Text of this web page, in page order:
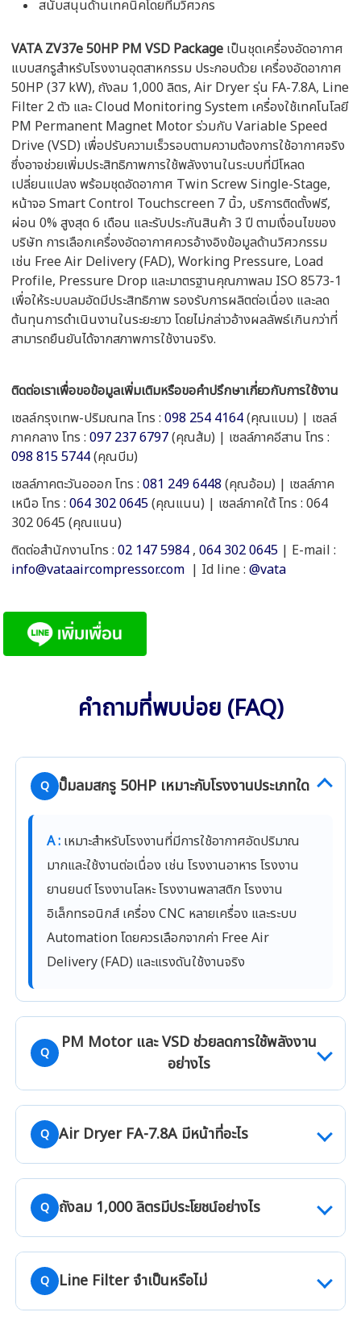
สนับสนุนด้านเทคนิคโดยทีมวิศวกร
VATA ZV37e 50HP PM VSD Package เป็นชุดเครื่องอัดอากาศ
แบบสกรูสำหรับโรงงานอุตสาหกรรม ประกอบด้วย เครื่องอัดอากาศ
50HP (37 kW), ถังลม 1,000 ลิตร, Air Dryer รุ่น FA-7.8A, Line
Filter 2 ตัว และ Cloud Monitoring System เครื่องใช้เทคโนโลยี
PM Permanent Magnet Motor ร่วมกับ Variable Speed
Drive (VSD) เพื่อปรับความเร็วรอบตามความต้องการใช้อากาศจริง
ซึ่งอาจช่วยเพิ่มประสิทธิภาพการใช้พลังงานในระบบที่มีโหลด
เปลี่ยนแปลง พร้อมชุดอัดอากาศ Twin Screw Single-Stage,
หน้าจอ Smart Control Touchscreen 7 นิ้ว, บริการติดตั้งฟรี,
ผ่อน 0% สูงสุด 6 เดือน และรับประกันสินค้า 3 ปี ตามเงื่อนไขของ
บริษัท การเลือกเครื่องอัดอากาศควรอ้างอิงข้อมูลด้านวิศวกรรม
เช่น Free Air Delivery (FAD), Working Pressure, Load
Profile, Pressure Drop และมาตรฐานคุณภาพลม ISO 8573-1
เพื่อให้ระบบลมอัดมีประสิทธิภาพ รองรับการผลิตต่อเนื่อง และลด
ต้นทุนการดำเนินงานในระยะยาว โดยไม่กล่าวอ้างผลลัพธ์เกินกว่าที่
สามารถยืนยันได้จากสภาพการใช้งานจริง.
ติดต่อเราเพื่อขอข้อมูลเพิ่มเติมหรือขอคำปรึกษาเกี่ยวกับการใช้งาน
เซลล์กรุงเทพ-ปริมณทล โทร :098 254 4164(คุณแบม) | เซลล์
ภาคกลาง โทร :097 237 6797(คุณส้ม) | เซลล์ภาคอีสาน โทร :
098 815 5744(คุณบีม)
เซลล์ภาคตะวันอออก โทร :081 249 6448 (คุณอ้อม) | เซลล์ภาค
เหนือ โทร :064 302 0645(คุณแนน) | เซลล์ภาคใต้ โทร : 064
302 0645 (คุณแนน)
ติดต่อสำนักงานโทร :02 147 5984 ,064 302 0645 | E-mail :
info@vataaircompressor.com | Id line :@vata
คำถามที่พบบ่อย (FAQ)
Q ปั๊มลมสกรู 50HP เหมาะกับโรงงานประเภทใด
A : เหมาะสำหรับโรงงานที่มีการใช้อากาศอัดปริมาณ
มากและใช้งานต่อเนื่อง เช่น โรงงานอาหาร โรงงาน
ยานยนต์ โรงงานโลหะ โรงงานพลาสติก โรงงาน
อิเล็กทรอนิกส์ เครื่อง CNC หลายเครื่อง และระบบ
Automation โดยควรเลือกจากค่า Free Air
Delivery (FAD) และแรงดันใช้งานจริง
Q
PM Motor และ VSD ช่วยลดการใช้พลังงาน
อย่างไร
A :
Drive เพื่อปรับรอบมอเตอร์ให้เหมาะกับความต้องการ
ใช้อากาศ ลดการเดินเครื่องโดยไม่จำเป็น และช่วยรักษา
อยู่กับรูปแบบการใช้งานจริงของระบบ
Q Air Dryer FA-7.8A มีหน้าที่อะไร
A :
โอกาสเกิดน้ำในระบบ สนิม และผลกระทบต่อ
เครื่องจักรหรือคุณภาพของผลิตภัณฑ์ โดยควรเลือก
คุณภาพลมที่ต้องการ
Q ถังลม 1,000 ลิตรมีประโยชน์อย่างไร
A :
เสถียรภาพ ลดความผันผวนของแรงดัน และลดความถี่
ในการโหลดของเครื่องอัดอากาศ ซึ่งช่วยให้ระบบ
Q Line Filter จำเป็นหรือไม่